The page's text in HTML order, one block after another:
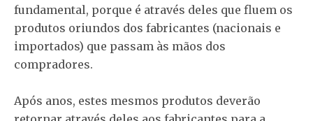
fundamental, porque é através deles que fluem os
produtos oriundos dos fabricantes (nacionais e
importados) que passam às mãos dos
compradores.
Após anos, estes mesmos produtos deverão